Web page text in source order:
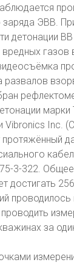
заряда ЭВВ.
детонации
газов
марки
Vibronics Inc.
3-322.
достигать
проводилось
за